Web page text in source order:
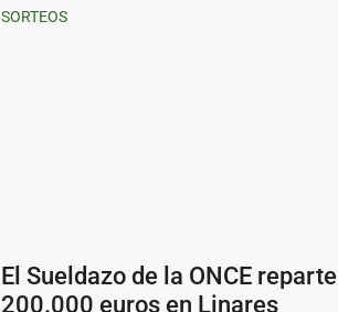
SORTEOS
El Sueldazo de la ONCE reparte
200.000 euros en Linares